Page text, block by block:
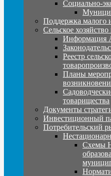
Социально-
Поддержка малого
Сельское
Информация
Реестр
Планы
товарищества
Документы
Инвестиционный
Потребительский
Схемы